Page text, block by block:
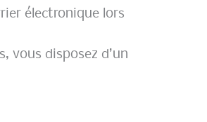
électronique lors
vous disposez d’un